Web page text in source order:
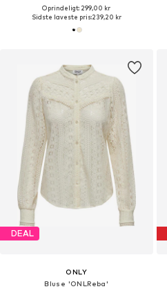
Oprindeligt: 299,00 kr
Sidste laveste pris:239,20 kr
DEAL
ONLY
Bluse 'ONLReba'